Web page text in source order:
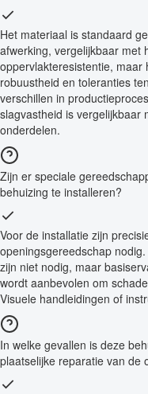
Het materiaal is standaard
afwerking, vergelijkbaar met
oppervlakteresistentie, maar
robuustheid en toleranties
verschillen in
slagvastheid is vergelijkbaar
onderdelen.
Zijn er speciale
behuizing te installeren?
Voor de installatie zijn
openingsgereedschap
zijn niet nodig, maar
wordt aanbevolen om
Visuele handleidingen of
In welke gevallen is deze
plaatselijke reparatie van de